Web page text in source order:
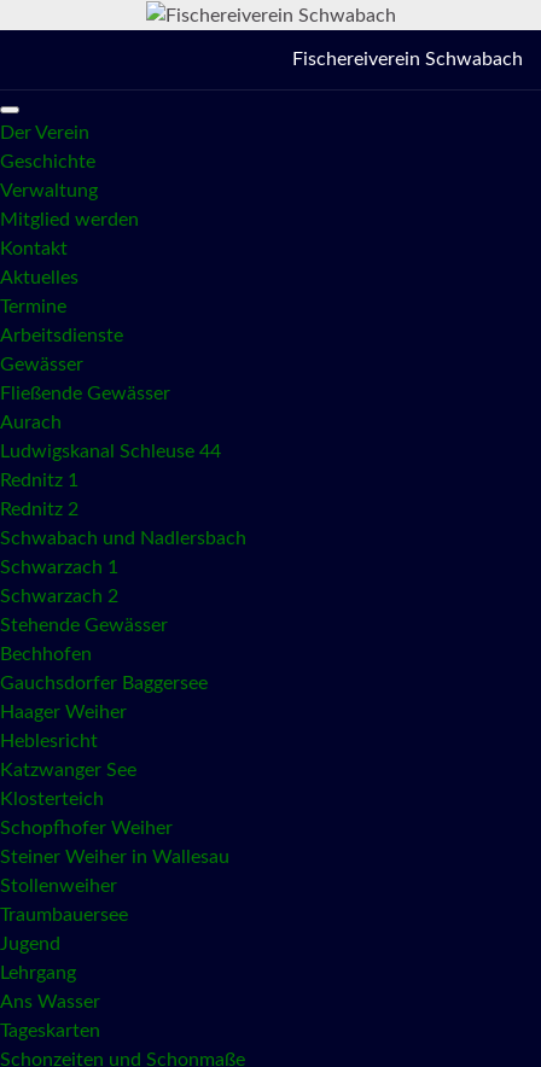
Fischereiverein Schwabach
Der Verein
Geschichte
Verwaltung
Mitglied werden
Kontakt
Aktuelles
Termine
Arbeitsdienste
Gewässer
Fließende Gewässer
Aurach
Ludwigskanal Schleuse 44
Rednitz 1
Rednitz 2
Schwabach und Nadlersbach
Schwarzach 1
Schwarzach 2
Stehende Gewässer
Bechhofen
Gauchsdorfer Baggersee
Haager Weiher
Heblesricht
Katzwanger See
Klosterteich
Schopfhofer Weiher
Steiner Weiher in Wallesau
Stollenweiher
Traumbauersee
Jugend
Lehrgang
Ans Wasser
Tageskarten
Schonzeiten und Schonmaße